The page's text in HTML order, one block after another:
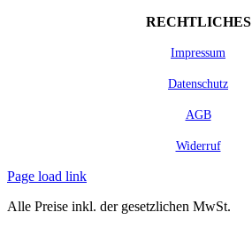
RECHTLICHES
Impressum
Datenschutz
AGB
Widerruf
Page load link
Alle Preise inkl. der gesetzlichen MwSt.